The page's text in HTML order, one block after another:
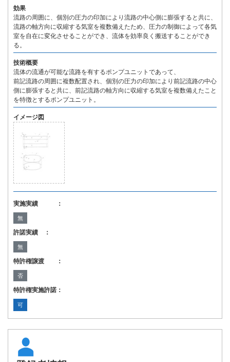
効果
流路の周囲に、個別の圧力の印加により流路の中心側に膨張すると共に、
流路の軸方向に収縮する気室を複数備えたため、圧力の制御によって各気
室を自在に変化させることができ、流体を効率良く搬送することができ
る。
技術概要
流体の流通が可能な流路を有するポンプユニットであって、
前記流路の周囲に複数配置され、個別の圧力の印加により前記流路の中心
側に膨張すると共に、前記流路の軸方向に収縮する気室を複数備えたこと
を特徴とするポンプユニット。
イメージ図
実施実績 ：
無
許諾実績 ：
無
特許権譲渡 ：
否
特許権実施許諾：
可